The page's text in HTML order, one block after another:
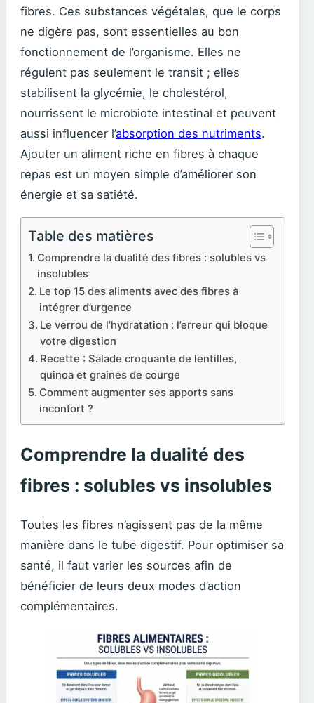
fibres. Ces substances végétales, que le corps
ne digère pas, sont essentielles au bon
fonctionnement de l’organisme. Elles ne
régulent pas seulement le transit ; elles
stabilisent la glycémie, le cholestérol,
nourrissent le microbiote intestinal et peuvent
aussi influencer l’absorption des nutriments.
Ajouter un aliment riche en fibres à chaque
repas est un moyen simple d’améliorer son
énergie et sa satiété.
Table des matières
Comprendre la dualité des fibres : solubles vs
insolubles
Le top 15 des aliments avec des fibres à
intégrer d’urgence
Le verrou de l’hydratation : l’erreur qui bloque
votre digestion
Recette : Salade croquante de lentilles,
quinoa et graines de courge
Comment augmenter ses apports sans
inconfort ?
Comprendre la dualité des
fibres : solubles vs insolubles
Toutes les fibres n’agissent pas de la même
manière dans le tube digestif. Pour optimiser sa
santé, il faut varier les sources afin de
bénéficier de leurs deux modes d’action
complémentaires.